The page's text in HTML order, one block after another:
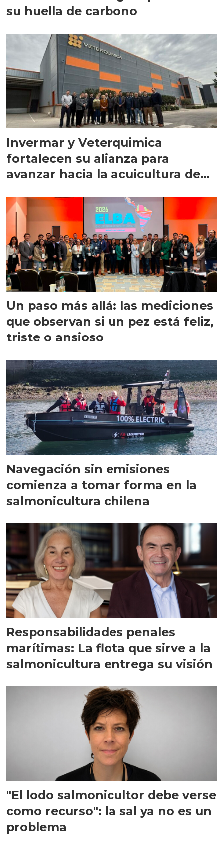
su huella de carbono
Invermar y Veterquimica
fortalecen su alianza para
avanzar hacia la acuicultura de
Un paso más allá: las mediciones
que observan si un pez está feliz,
triste o ansioso
Navegación sin emisiones
comienza a tomar forma en la
salmonicultura chilena
Responsabilidades penales
marítimas: La flota que sirve a la
salmonicultura entrega su visión
"El lodo salmonicultor debe verse
como recurso": la sal ya no es un
problema